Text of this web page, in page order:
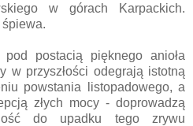
w górach Karpackich.
postacią pięknego anioła
w przyszłości odegrają istotną
powstania listopadowego, a
złych mocy - doprowadzą
do upadku tego zrywu